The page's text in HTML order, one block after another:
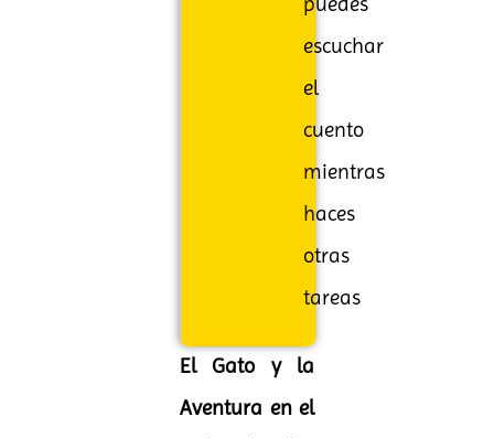
escuchar
el
cuento
mientras
haces
otras
tareas
El Gato y la
Aventura en el